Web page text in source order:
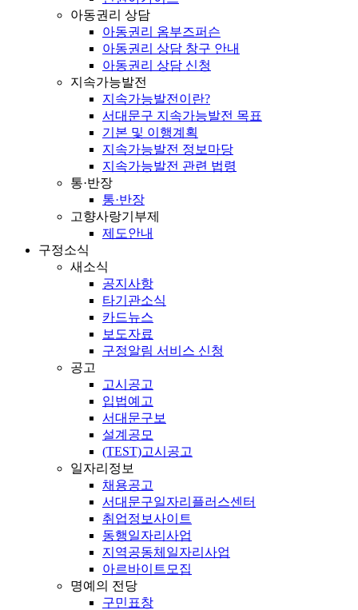
아동권리 상담
아동권리 옴부즈퍼슨
아동권리 상담 창구 안내
아동권리 상담 신청
지속가능발전
지속가능발전이란?
서대문구 지속가능발전 목표
기본 및 이행계획
지속가능발전 정보마당
지속가능발전 관련 법령
통·반장
통·반장
고향사랑기부제
제도안내
구정소식
새소식
공지사항
타기관소식
카드뉴스
보도자료
구정알림 서비스 신청
공고
고시공고
입법예고
서대문구보
설계공모
(TEST)고시공고
일자리정보
채용공고
서대문구일자리플러스센터
취업정보사이트
동행일자리사업
지역공동체일자리사업
아르바이트모집
명예의 전당
구민표창